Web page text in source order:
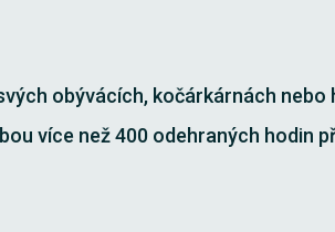
obývácích, kočárkárnách
více než 400 odehraných hodin